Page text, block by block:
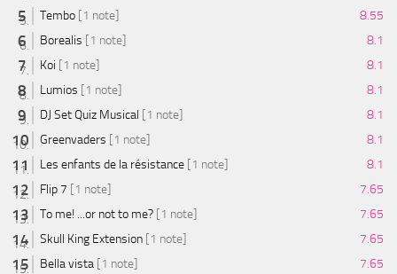
Tembo [1 note]
8.55
Borealis [1 note]
8.1
Koi [1 note]
8.1
Lumios [1 note]
8.1
DJ Set Quiz Musical [1 note]
8.1
Greenvaders [1 note]
8.1
Les enfants de la résistance [1 note]
8.1
Flip 7 [1 note]
7.65
To me! ...or not to me? [1 note]
7.65
Skull King Extension [1 note]
7.65
Bella vista [1 note]
7.65